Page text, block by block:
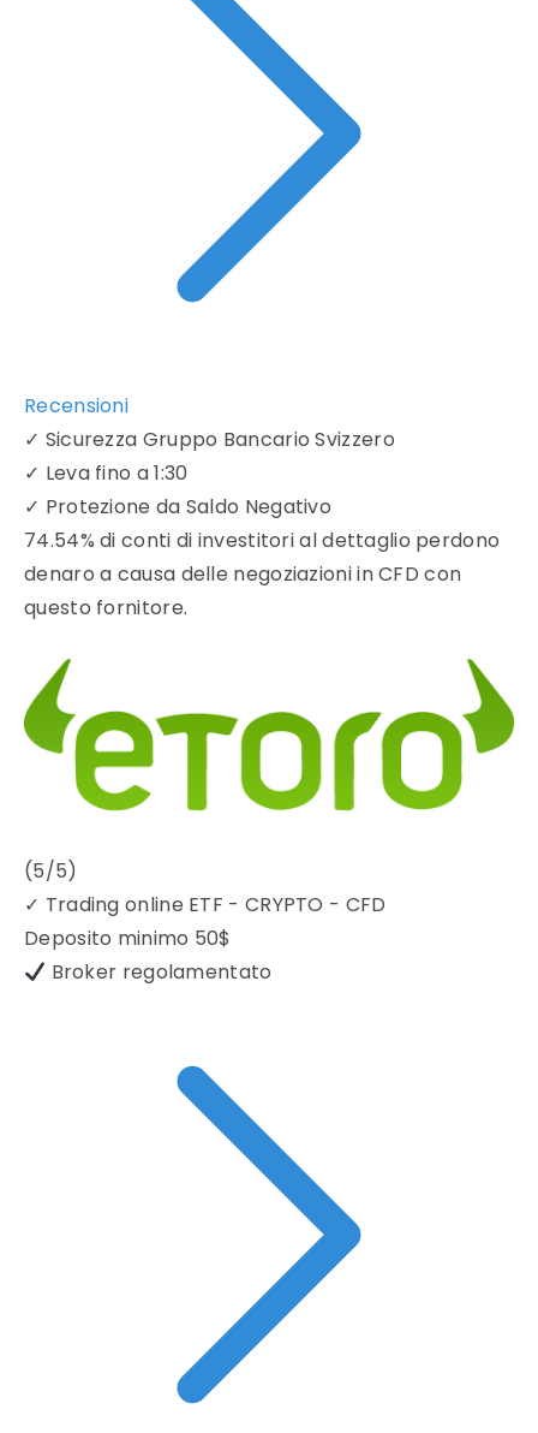
Recensioni
✓ Sicurezza Gruppo Bancario Svizzero
✓ Leva fino a 1:30
✓ Protezione da Saldo Negativo
74.54% di conti di investitori al dettaglio perdono
denaro a causa delle negoziazioni in CFD con
questo fornitore.
(5/5)
✓ Trading online ETF - CRYPTO - CFD
Deposito minimo 50$
Broker regolamentato